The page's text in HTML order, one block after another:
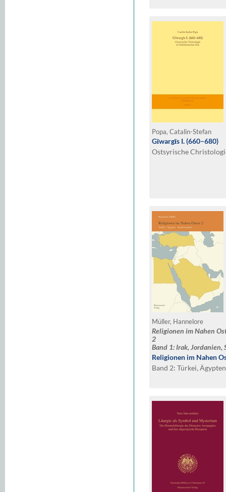
Popa, Catalin-Stefan
Gīwargīs I. (660–680)
Ostsyrische
Müller, Hannelore
Religionen im Nahen
2
Band 1: Irak, Jordanien,
Türkei, Ägypten, Saudi-
Religionen im Nahen
Band 2: Türkei,